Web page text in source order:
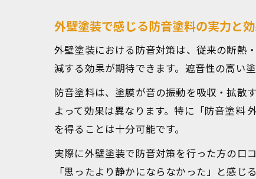
外壁塗装で感じる防音塗料の実力と
外壁塗装における防音対策は、従来の断熱
減する効果が期待できます。遮音性の高い
防音塗料は、塗膜が音の振動を吸収・拡散
よって効果は異なります。特に「防音塗料
を得ることは十分可能です。
実際に外壁塗装で防音対策を行った方の口
「思ったより静かにならなかった」と感じ